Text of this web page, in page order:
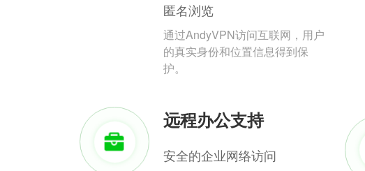
匿名浏览
通过AndyVPN访问互联网，用户
的真实身份和位置信息得到保
护。
远程办公支持
安全的企业网络访问